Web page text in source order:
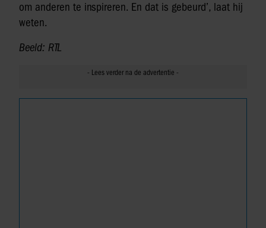
om anderen te inspireren. En dat is gebeurd’, laat hij
weten.
Beeld: RTL